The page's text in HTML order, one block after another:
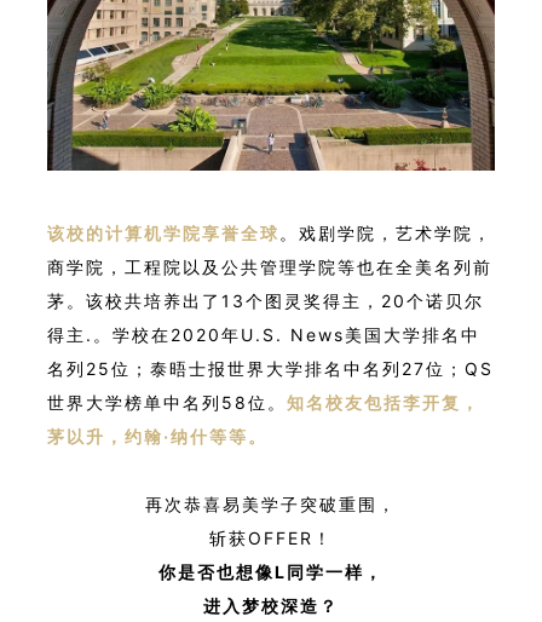
该校的计算机学院享誉全球 。戏剧学院，艺术学院，
商学院，工程院以及公共管理学院等也在全美名列前
茅。该校共培养出了13个图灵奖得主，20个诺贝尔
得主.。学校在2020年U.S. News美国大学排名中
名列25位；泰晤士报世界大学排名中名列27位；QS
世界大学榜单中名列58位。 知名校友包括李开复，
茅以升，约翰·纳什等等。
再次恭喜易美学子突破重围，
斩获OFFER！
你是否也想像L同学一样，
进入梦校深造？